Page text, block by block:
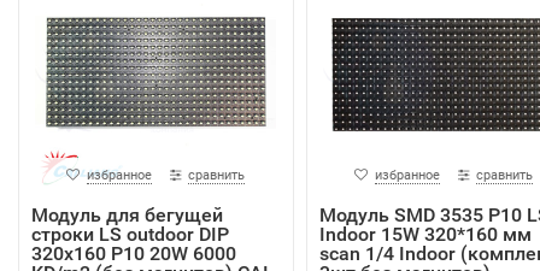
избранное сравнить
Модуль для бегущей
строки LS outdoor DIP
320х160 P10 20W 6000
избранное сравнить
Модуль SMD 3535 P10
Indoor 15W 320*160 мм
scan 1/4 Indoor